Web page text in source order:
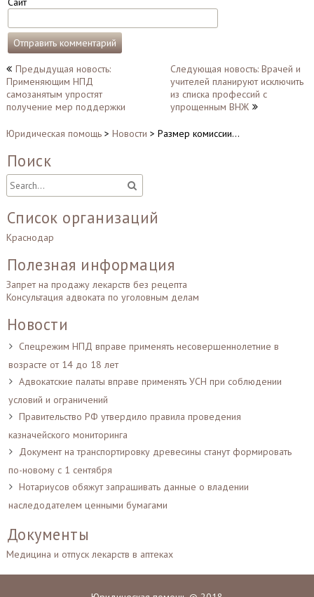
Навигация
по
записям
Предыдущая новость:
Применяющим НПД
самозанятым упростят
получение мер поддержки
Следующая новость: Врачей и
учителей планируют исключить
из списка профессий с
упрощенным ВНЖ
Юридическая помощь> Новости > Размер комиссии…
Поиск
Список организаций
Краснодар
Полезная информация
Запрет на продажу лекарств без рецепта
Консультация адвоката по уголовным делам
Новости
Спецрежим НПД вправе применять несовершеннолетние в
возрасте от 14 до 18 лет
Адвокатские палаты вправе применять УСН при соблюдении
условий и ограничений
Правительство РФ утвердило правила проведения
казначейского мониторинга
Документ на транспортировку древесины станут формировать
по-новому с 1 сентября
Нотариусов обяжут запрашивать данные о владении
наследодателем ценными бумагами
Документы
Медицина и отпуск лекарств в аптеках